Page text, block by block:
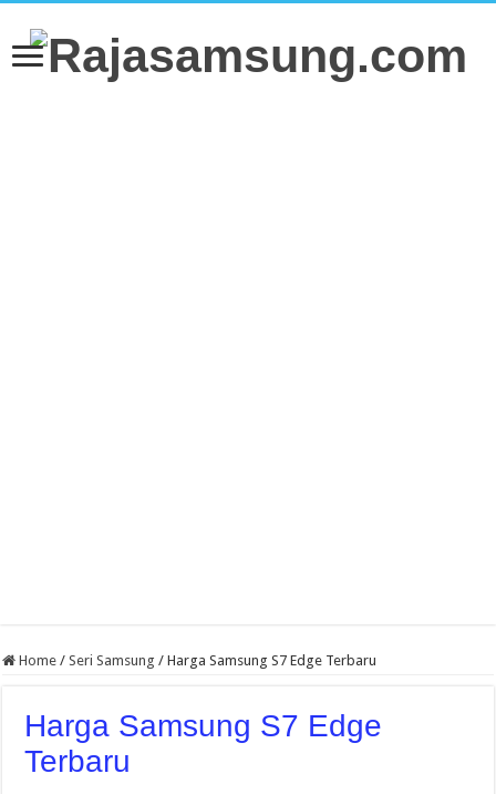
Home / Seri Samsung / Harga Samsung S7 Edge Terbaru
Harga Samsung S7 Edge
Terbaru